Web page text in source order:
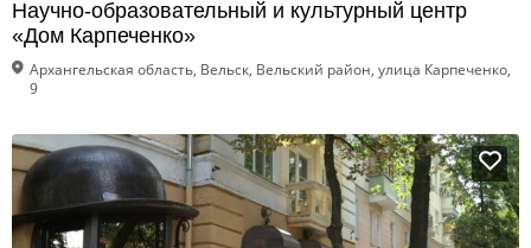
Научно-образовательный и культурный центр
«Дом Карпеченко»
Архангельская область, Вельск, Вельский район, улица Карпеченко,
9